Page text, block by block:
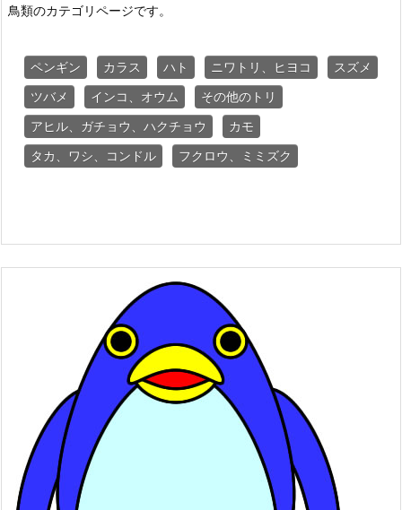
鳥類のカテゴリページです。
ペンギン カラス ハト ニワトリ、ヒヨコ
スズメ
ツバメ
インコ、オウム
その他のトリ
アヒル、ガチョウ、ハクチョウ
カモ
タカ、ワシ、コンドル
フクロウ、ミミズク